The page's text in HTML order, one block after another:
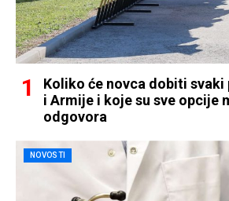
Koliko će novca dobiti svaki
i Armije i koje su sve opcije
odgovora
NOVOSTI